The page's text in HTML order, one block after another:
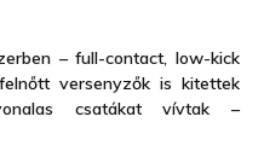
– full-contact, low-kick
versenyzők is kitettek
csatákat vívtak –